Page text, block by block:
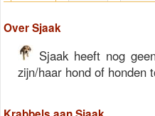
Over Sjaak
Sjaak heeft nog
zijn/haar hond of honden